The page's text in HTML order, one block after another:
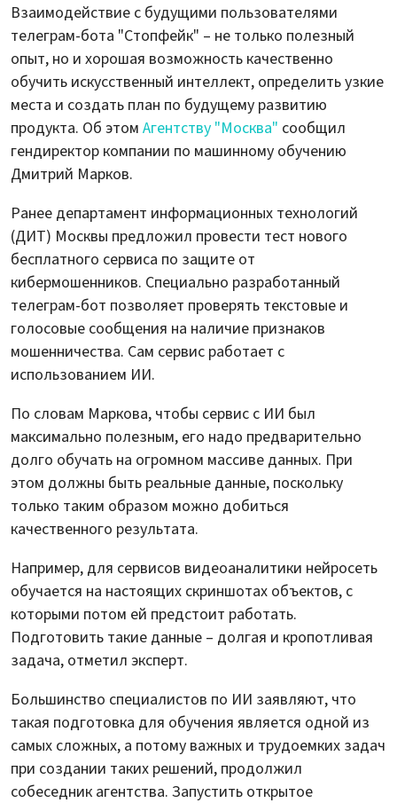
Взаимодействие с будущими пользователями
телеграм-бота "Стопфейк" – не только полезный
опыт, но и хорошая возможность качественно
обучить искусственный интеллект, определить узкие
места и создать план по будущему развитию
продукта. Об этом Агентству "Москва" сообщил
гендиректор компании по машинному обучению
Дмитрий Марков.
Ранее департамент информационных технологий
(ДИТ) Москвы предложил провести тест нового
бесплатного сервиса по защите от
кибермошенников. Специально разработанный
телеграм-бот позволяет проверять текстовые и
голосовые сообщения на наличие признаков
мошенничества. Сам сервис работает с
использованием ИИ.
По словам Маркова, чтобы сервис с ИИ был
максимально полезным, его надо предварительно
долго обучать на огромном массиве данных. При
этом должны быть реальные данные, поскольку
только таким образом можно добиться
качественного результата.
Например, для сервисов видеоаналитики нейросеть
обучается на настоящих скриншотах объектов, с
которыми потом ей предстоит работать.
Подготовить такие данные – долгая и кропотливая
задача, отметил эксперт.
Большинство специалистов по ИИ заявляют, что
такая подготовка для обучения является одной из
самых сложных, а потому важных и трудоемких задач
при создании таких решений, продолжил
собеседник агентства. Запустить открытое